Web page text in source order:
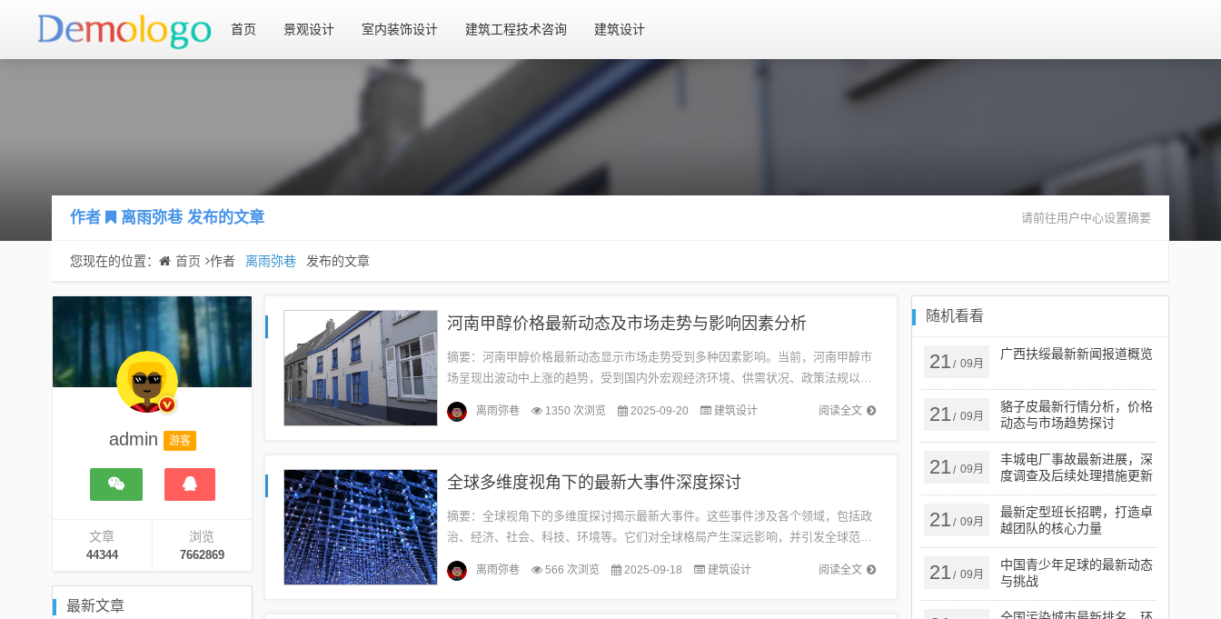
首页 景观设计 室内装饰设计 建筑工程技术咨询 建筑设计
作者 离雨弥巷发布的文章 请前往用户中心设置摘要
您现在的位置： 首页 作者 离雨弥巷 发布的文章
admin 游客
文章
44344
浏览
7662869
最新文章
河南甲醇价格最新动态及市场走势与影响因素分析
摘要：河南甲醇价格最新动态显示市场走势受到多种因素影响。当前，河南甲醇市
场呈现出波动中上涨的趋势，受到国内外宏观经济环境、供需状况、政策法规以及
季节性需求变化等多重因素影响。市场参与者需密切关注市场动态，以做出明智
的...
阅读全文
离雨弥巷 1350 次浏览 2025-09-20 建筑设计
全球多维度视角下的最新大事件深度探讨
摘要：全球视角下的多维度探讨揭示最新大事件。这些事件涉及各个领域，包括政
治、经济、社会、科技、环境等。它们对全球格局产生深远影响，并引发全球范围
内的关注和讨论。本文将从多个角度剖析这些事件，带您了解全球最新动态。随
着...
阅读全文
离雨弥巷 566 次浏览 2025-09-18 建筑设计
随机看看
21 / 09月
广西扶绥最新新闻报道概览
21 / 09月
貉子皮最新行情分析，价格
动态与市场趋势探讨
21 / 09月
丰城电厂事故最新进展，深
度调查及后续处理措施更新
21 / 09月
最新定型班长招聘，打造卓
越团队的核心力量
21 / 09月
中国青少年足球的最新动态
与挑战